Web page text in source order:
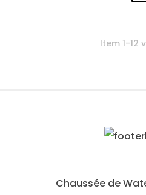
Item 1-12
Chaussée de